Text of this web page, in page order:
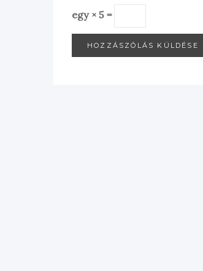
egy × 5 =